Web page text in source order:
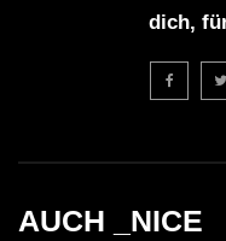
dich,
AUCH _NICE